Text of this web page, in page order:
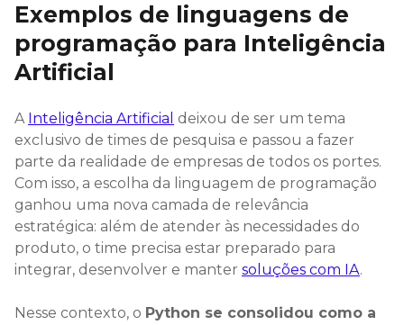
Exemplos de linguagens de
programação para Inteligência
Artificial
A Inteligência Artificial deixou de ser um tema
exclusivo de times de pesquisa e passou a fazer
parte da realidade de empresas de todos os portes.
Com isso, a escolha da linguagem de programação
ganhou uma nova camada de relevância
estratégica: além de atender às necessidades do
produto, o time precisa estar preparado para
integrar, desenvolver e manter soluções com IA.
Nesse contexto, o Python se consolidou como a